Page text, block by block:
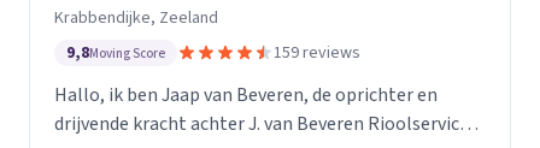
Krabbendijke, Zeeland
9,8Moving Score 159 reviews
Hallo, ik ben Jaap van Beveren, de oprichter en
drijvende kracht achter J. van Beveren Rioolservice.